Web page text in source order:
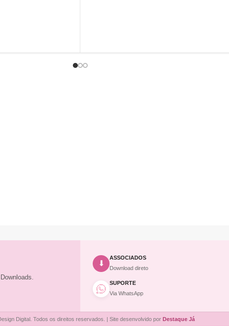
⬇
ASSOCIADOS
Download direto
SUPORTE
Via WhatsApp
Digital. Todos os direitos reservados. | Site desenvolvido por Destaque Já